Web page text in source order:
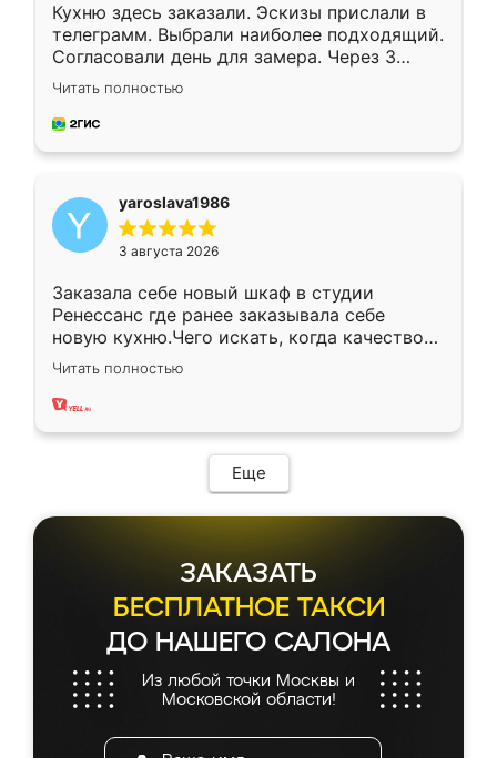
Кухню здесь заказали. Эскизы прислали в
телеграмм. Выбрали наиболее подходящий.
Согласовали день для замера. Через 3
недели кухня была уже готова. Остались
довольны работой. Спасибо Ренессанс
мебель за качественную работу!
Читать полностью
yaroslava1986
3 августа 2026
Заказала себе новый шкаф в студии
Ренессанс где ранее заказывала себе
новую кухню.Чего искать, когда качеством
вполне довольна. Служит кухня уже почти
два года, нареканий нет.
Читать полностью
Еще
ЗАКАЗАТЬ
БЕСПЛАТНОЕ ТАКСИ
ДО НАШЕГО САЛОНА
Из любой точки Москвы и
Московской области!